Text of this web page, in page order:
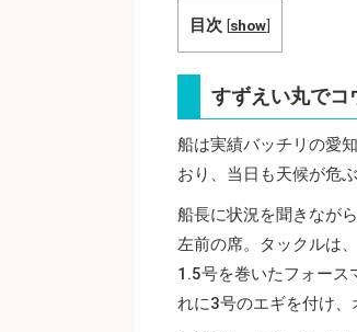
目次 [show]
すずえい丸でコ
船は実績バッチリの愛
おり、当日も天候が危
船長に状況を聞きなが
左前の席。タックルは
1.5号を巻いたフォース
れに3号のエギを付け、